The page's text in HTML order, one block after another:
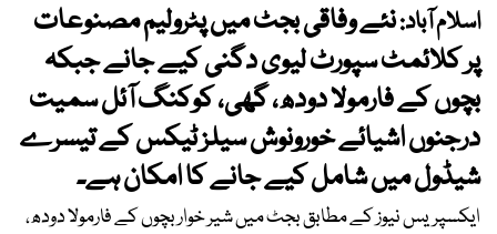
اسلام آباد:نئے وفاقی بجٹ میں پٹرولیم مصنوعات
پر کلائمٹ سپورٹ لیوی دگنی کیے جانے جبکہ
بچوں کے فارمولا دودھ، گھی، کوکنگ آئل سمیت
درجنوں اشیائے خورونوش سیلز ٹیکس کے تیسرے
شیڈول میں شامل کیے جانے کا امکان ہے۔
ایکسپریس نیوز کے مطابق بجٹ میں شیر خوار بچوں کے فارمولا دودھ،